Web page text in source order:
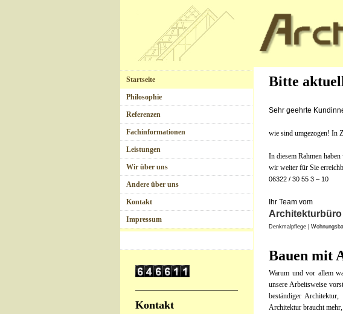
Bitte
Sehr geehrte
wie sind umgezogen! In
In diesem Rahmen
wir weiter für Sie
06322 / 30 55 3 – 10
Ihr Team vom
Denkmalpflege |
Bauen mit
Warum und vor allem
unsere Arbeitsweise
beständiger
Architektur braucht
Startseite
Philosophie
Referenzen
Fachinformationen
Leistungen
Wir über uns
Andere über uns
Kontakt
Impressum
Kontakt